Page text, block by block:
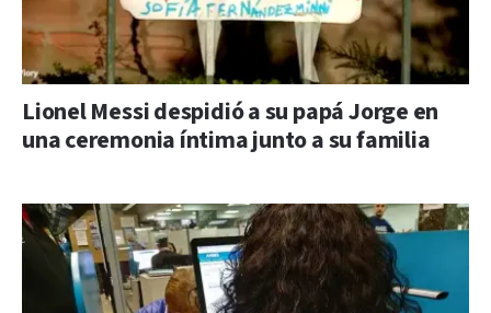
Lionel Messi despidió a su papá Jorge en
una ceremonia íntima junto a su familia